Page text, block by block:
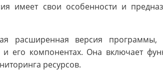
имеет свои особенности и
расширенная версия программы,
его компонентах. Она включает
ресурсов.